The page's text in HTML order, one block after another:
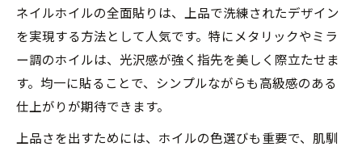
ネイルホイルの全面貼りは、上品で洗練されたデザイン
を実現する方法として人気です。特にメタリックやミラ
ー調のホイルは、光沢感が強く指先を美しく際立たせま
す。均一に貼ることで、シンプルながらも高級感のある
仕上がりが期待できます。
上品さを出すためには、ホイルの色選びも重要で、肌馴